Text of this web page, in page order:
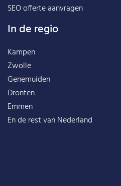
SEO offerte aanvragen
In de regio
Kampen
Zwolle
Genemuiden
Dronten
Emmen
En de rest vanNederland